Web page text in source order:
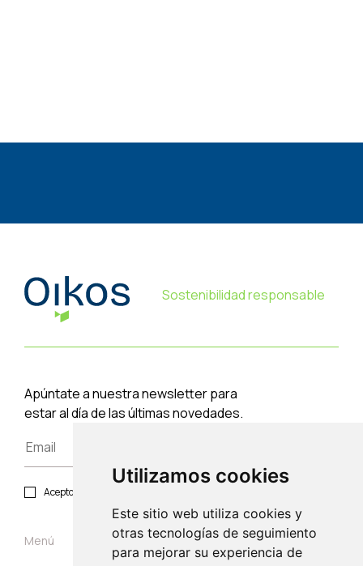
Utilizamos cookies
Este sitio web utiliza cookies y
otras tecnologías de seguimiento
para mejorar su experiencia de
Sostenibilidad responsable
Apúntate a nuestra newsletter para
estar al día de las últimas novedades.
Acepto política de privacidad y protección de datos.
Menú